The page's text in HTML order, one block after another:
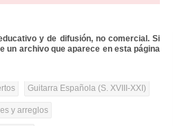
y de difusión, no comercial. Si
un archivo que aparece en esta página
Guitarra Española (S. XVIII-XXI)
y arreglos